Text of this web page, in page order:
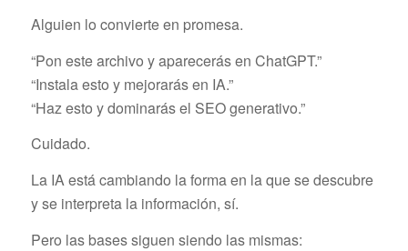
Alguien lo convierte en promesa.
“Pon este archivo y aparecerás en ChatGPT.”
“Instala esto y mejorarás en IA.”
“Haz esto y dominarás el SEO generativo.”
Cuidado.
La IA está cambiando la forma en la que se descubre
y se interpreta la información, sí.
Pero las bases siguen siendo las mismas: